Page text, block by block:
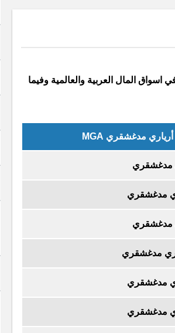
اسواق المال العربية والعالمية وفيما
أرياري مدغشقري MGA
مدغشقري
مدغشقري
مدغشقري
مدغشقري
مدغشقري
مدغشقري